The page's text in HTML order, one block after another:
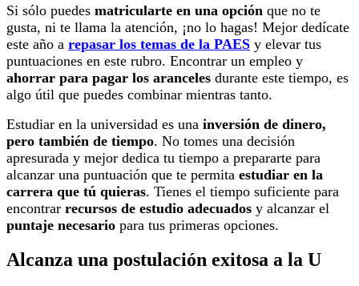
Si sólo puedes matricularte en una opción que no te
gusta, ni te llama la atención, ¡no lo hagas! Mejor dedícate
este año a repasar los temas de la PAES y elevar tus
puntuaciones en este rubro. Encontrar un empleo y
ahorrar para pagar los aranceles durante este tiempo, es
algo útil que puedes combinar mientras tanto.
Estudiar en la universidad es una inversión de dinero,
pero también de tiempo. No tomes una decisión
apresurada y mejor dedica tu tiempo a prepararte para
alcanzar una puntuación que te permita estudiar en la
carrera que tú quieras. Tienes el tiempo suficiente para
encontrar recursos de estudio adecuados y alcanzar el
puntaje necesario para tus primeras opciones.
Alcanza una postulación exitosa a la U